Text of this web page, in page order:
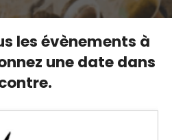
les évènements à
une date dans